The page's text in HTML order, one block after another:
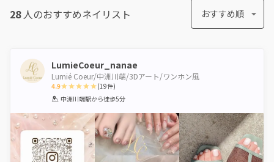
28人のおすすめネイリスト おすすめ順
LumieCoeur_nanae
Lumié Coeur/中洲川端/3Dアート/ワンホン風
4.9
1 2 3 4 5
(19件)
中洲川端駅から徒歩5分